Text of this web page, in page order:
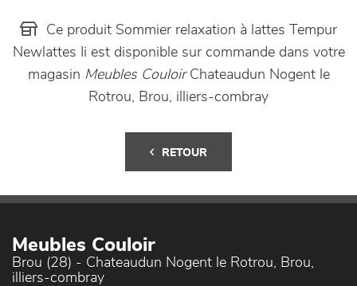
Ce produit Sommier relaxation à lattes Tempur
Newlattes Ii est disponible sur commande dans votre
magasin Meubles CouloirChateaudun Nogent le
Rotrou, Brou, illiers-combray
RETOUR
Meubles Couloir
Brou (28) - Chateaudun Nogent le Rotrou, Brou,
illiers-combray